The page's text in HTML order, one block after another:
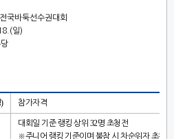
국바둑선수권대회
일)
) 참가자격
대회일 기준 랭킹 상위 32명 초청전
※주니어 랭킹 기준이며 불참 시 차순위자 초청